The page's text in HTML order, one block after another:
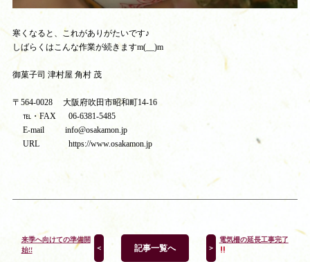
寒くなると、これがありがたいです♪
しばらくはこんな作業が続きますm(__)m
御菓子司 津村屋 角村 茂
〒564-0028 大阪府吹田市昭和町14-16
℡・FAX 06-6381-5485
E-mail info@osakamon.jp
URL https://www.osakamon.jp
来季へ向けての準備開
始!!
＜ 記事一覧へ ＞
電気柵の延長工事完了